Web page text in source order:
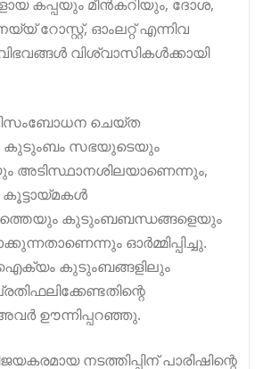
കപ്പയും മീൻകറിയും, ദോശ,
റോസ്റ്റ്, ഓംലറ്റ് എന്നിവ
വിശ്വാസികൾക്കായി
ചെയ്ത
കുടുംബം സഭയുടെയും
അടിസ്ഥാനശിലയാണെന്നും,
കുടുംബബന്ധങ്ങളെയും
ഓർമ്മിപ്പിച്ചു.
ഐക്യം കുടുംബങ്ങളിലും
ഊന്നിപ്പറഞ്ഞു.
നടത്തിപ്പിന് പാരിഷിന്റെ